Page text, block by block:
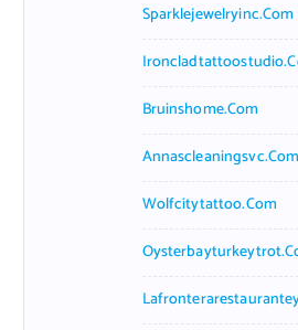
Sparklejewelryinc.com
Bruinshome.com
Annascleaningsvc.com
Wolfcitytattoo.com